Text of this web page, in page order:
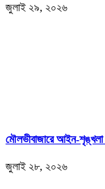
জুলাই ২৯, ২০২৬
মৌলভীবাজারে আইন-শৃঙ্খলা
জুলাই ২৮, ২০২৬